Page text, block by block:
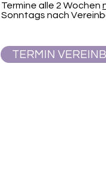
Termine alle 2 Wochen
Sonntags nach
TERMIN